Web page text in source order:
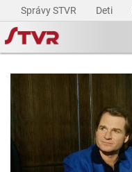
Správy STVR Deti